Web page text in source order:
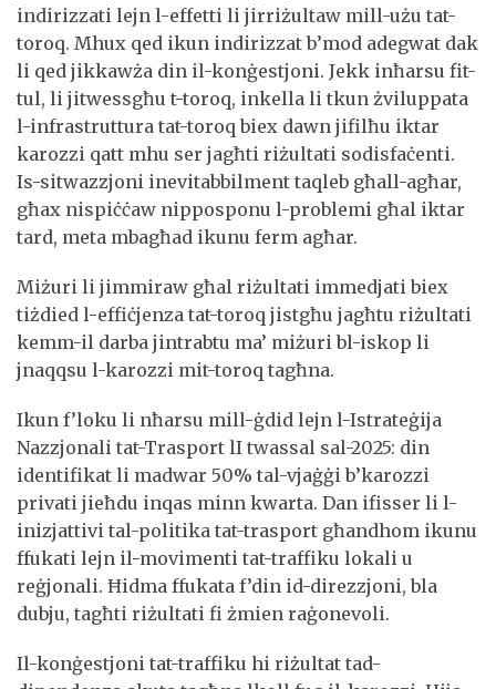
indirizzati lejn l-effetti li jirriżultaw mill-użu tat-
toroq. Mhux qed ikun indirizzat b’mod adegwat dak
li qed jikkawża din il-konġestjoni. Jekk inħarsu fit-
tul, li jitwessgħu t-toroq, inkella li tkun żviluppata
l-infrastruttura tat-toroq biex dawn jifilħu iktar
karozzi qatt mhu ser jagħti riżultati sodisfaċenti.
Is-sitwazzjoni inevitabbilment taqleb għall-agħar,
għax nispiċċaw nipposponu l-problemi għal iktar
tard, meta mbagħad ikunu ferm agħar.
Miżuri li jimmiraw għal riżultati immedjati biex
tiżdied l-effiċjenza tat-toroq jistgħu jagħtu riżultati
kemm-il darba jintrabtu ma’ miżuri bl-iskop li
jnaqqsu l-karozzi mit-toroq tagħna.
Ikun f’loku li nħarsu mill-ġdid lejn l-Istrateġija
Nazzjonali tat-Trasport lI twassal sal-2025: din
identifikat li madwar 50% tal-vjaġġi b’karozzi
privati jieħdu inqas minn kwarta. Dan ifisser li l-
inizjattivi tal-politika tat-trasport għandhom ikunu
ffukati lejn il-movimenti tat-traffiku lokali u
reġjonali. Ħidma ffukata f’din id-direzzjoni, bla
dubju, tagħti riżultati fi żmien raġonevoli.
Il-konġestjoni tat-traffiku hi riżultat tad-